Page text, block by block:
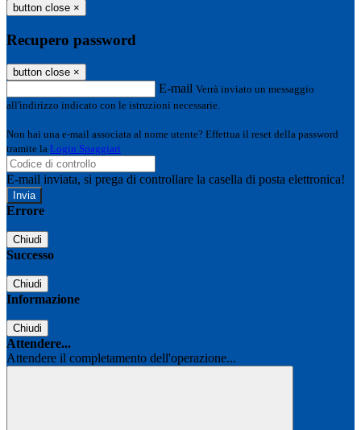
button close ×
Recupero password
button close ×
E-mail Verrà inviato un messaggio
all'indirizzo indicato con le istruzioni necessarie.
Non hai una e-mail associata al nome utente? Effettua il reset della password
tramite la Login Spaggiari
E-mail inviata, si prega di controllare la casella di posta elettronica!
Errore
Chiudi
Successo
Chiudi
Informazione
Chiudi
Attendere...
Attendere il completamento dell'operazione...